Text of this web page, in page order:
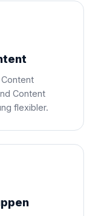
Content
flexibler.